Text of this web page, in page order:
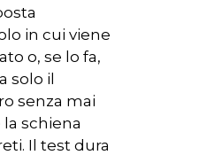
in cui viene
o, se lo fa,
solo il
senza mai
schiena
Il test dura